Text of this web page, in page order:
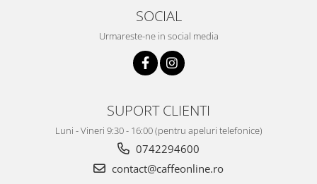
SOCIAL
Urmareste-ne in social media
SUPORT CLIENTI
Luni - Vineri 9:30 - 16:00 (pentru apeluri telefonice)
0742294600
contact@caffeonline.ro